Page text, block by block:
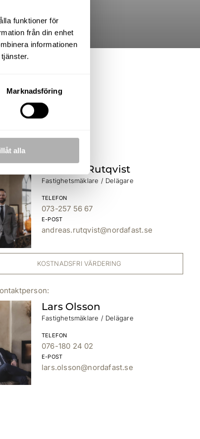
funktioner för
från din enhet
informationen
Marknadsföring
alla
Andreas Rutqvist
Fastighetsmäklare / Delägare
TELEFON
073-257 56 67
E-POST
andreas.rutqvist@nordafast.se
KOSTNADSFRI VÄRDERING
Lars Olsson
Fastighetsmäklare / Delägare
TELEFON
076-180 24 02
E-POST
lars.olsson@nordafast.se